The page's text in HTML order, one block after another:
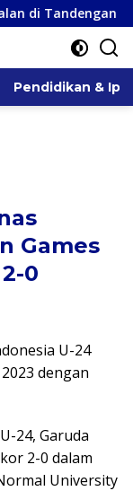
Priscilla
Pendidikan &
Games
0
U-24
dengan
24, Garuda
2-0 dalam
University